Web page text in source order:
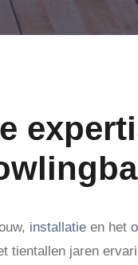
installatie en het
tientallen jaren